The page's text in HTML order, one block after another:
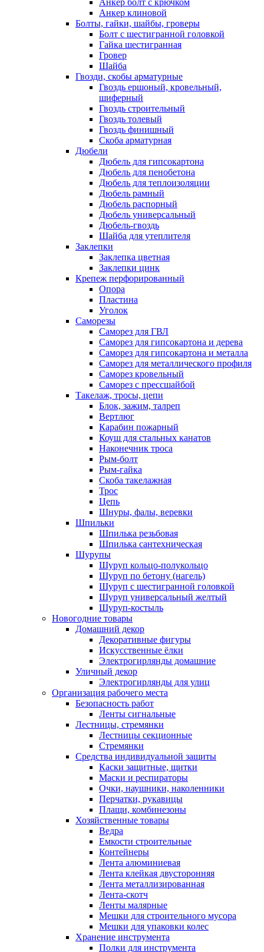
Анкер болт с крючком
Анкер клиновой
Болты, гайки, шайбы, гроверы
Болт c шестигранной головкой
Гайка шестигранная
Гровер
Шайба
Гвозди, скобы арматурные
Гвоздь ершоный, кровельный,
шиферный
Гвоздь строительный
Гвоздь толевый
Гвоздь финишный
Скоба арматурная
Дюбели
Дюбель для гипсокартона
Дюбель для пенобетона
Дюбель для теплоизоляции
Дюбель рамный
Дюбель распорный
Дюбель универсальный
Дюбель-гвоздь
Шайба для утеплителя
Заклепки
Заклепка цветная
Заклепки цинк
Крепеж перфорированный
Опора
Пластина
Уголок
Саморезы
Саморез для ГВЛ
Саморез для гипсокартона и дерева
Саморез для гипсокартона и металла
Саморез для металлического профиля
Саморез кровельный
Саморез с прессшайбой
Такелаж, тросы, цепи
Блок, зажим, талреп
Вертлюг
Карабин пожарный
Коуш для стальных канатов
Наконечник троса
Рым-болт
Рым-гайка
Скоба такелажная
Трос
Цепь
Шнуры, фалы, веревки
Шпильки
Шпилька резьбовая
Шпилька сантехническая
Шурупы
Шуруп кольцо-полукольцо
Шуруп по бетону (нагель)
Шуруп с шестигранной головкой
Шуруп универсальный желтый
Шуруп-костыль
Новогодние товары
Домашний декор
Декоративные фигуры
Искусственные ёлки
Электрогирлянды домашние
Уличный декор
Электрогирлянды для улиц
Организация рабочего места
Безопасность работ
Ленты сигнальные
Лестницы, стремянки
Лестницы секционные
Стремянки
Средства индивидуальной защиты
Каски защитные, щитки
Маски и респираторы
Очки, наушники, наколенники
Перчатки, рукавицы
Плащи, комбинезоны
Хозяйственные товары
Ведра
Емкости строительные
Контейнеры
Лента алюминиевая
Лента клейкая двусторонняя
Лента металлизированная
Лента-скотч
Ленты малярные
Мешки для строительного мусора
Мешки для упаковки колес
Хранение инструмента
Полки для инструмента